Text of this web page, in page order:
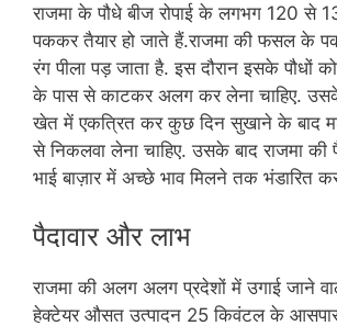
राजमा के पौधे बीज रोपाई के लगभग 120 से
पककर तैयार हो जाते हैं.राजमा की फसल के
रंग पीला पड़ जाता है. इस दौरान इसके पौधों
के पास से काटकर अलग कर लेना चाहिए. उसके
खेत में एकत्रित कर कुछ दिन सुखाने के बाद
से निकलवा लेना चाहिए. उसके बाद राजमा की
भाई बाज़ार में अच्छे भाव मिलने तक भंडारित
पैदावार और लाभ
राजमा की अलग अलग प्रदेशों में उगाई जाने
हेक्टेयर औसत उत्पादन 25 किवंटल के आसपास